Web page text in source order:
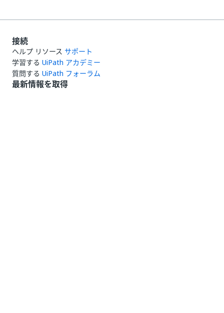
接続
ヘルプ リソース サポート
学習する UiPath アカデミー
質問する UiPath フォーラム
最新情報を取得